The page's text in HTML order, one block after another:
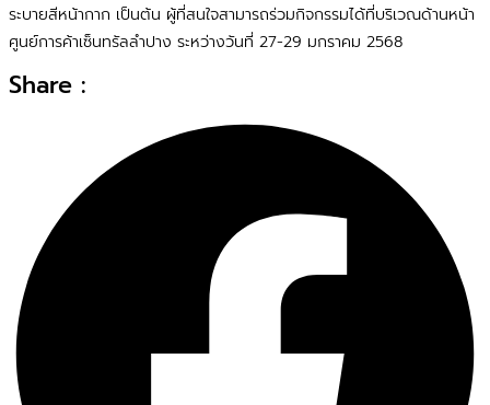
ระบายสีหน้ากาก เป็นต้น ผู้ที่สนใจสามารถร่วมกิจกรรมได้ที่บริเวณด้านหน้า
ศูนย์การค้าเซ็นทรัลลำปาง ระหว่างวันที่ 27-29 มกราคม 2568
Share :